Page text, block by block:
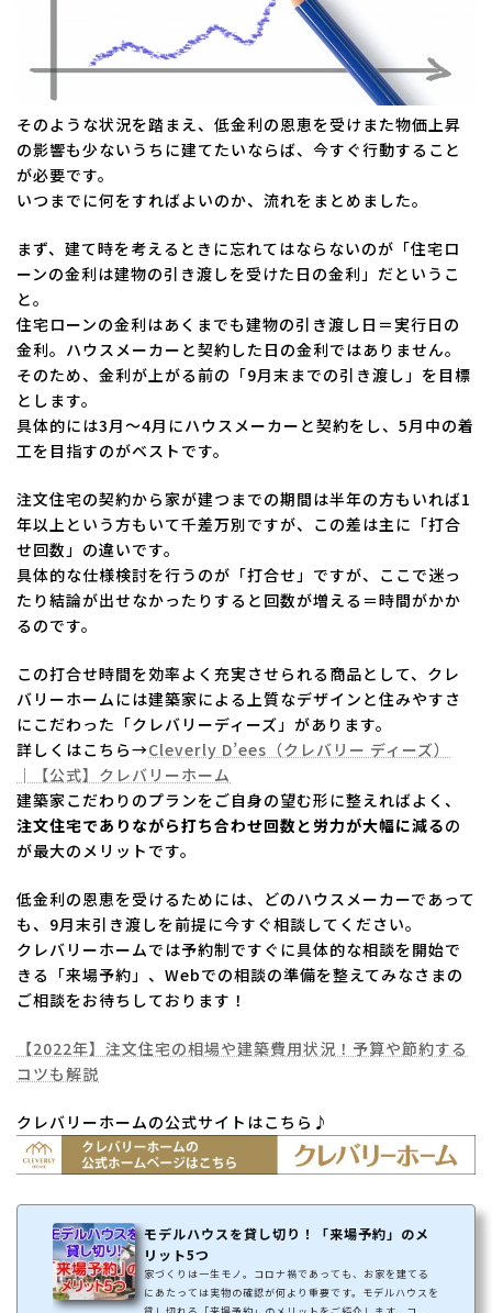
そのような状況を踏まえ、低金利の恩恵を受けまた物価上昇
の影響も少ないうちに建てたいならば、今すぐ行動すること
が必要です。
いつまでに何をすればよいのか、流れをまとめました。
まず、建て時を考えるときに忘れてはならないのが「住宅ロ
ーンの金利は建物の引き渡しを受けた日の金利」だというこ
と。
住宅ローンの金利はあくまでも建物の引き渡し日＝実行日の
金利。ハウスメーカーと契約した日の金利ではありません。
そのため、金利が上がる前の「9月末までの引き渡し」を目標
とします。
具体的には3月～4月にハウスメーカーと契約をし、5月中の着
工を目指すのがベストです。
注文住宅の契約から家が建つまでの期間は半年の方もいれば1
年以上という方もいて千差万別ですが、この差は主に「打合
せ回数」の違いです。
具体的な仕様検討を行うのが「打合せ」ですが、ここで迷っ
たり結論が出せなかったりすると回数が増える＝時間がかか
るのです。
この打合せ時間を効率よく充実させられる商品として、クレ
バリーホームには建築家による上質なデザインと住みやすさ
にこだわった「クレバリーディーズ」があります。
詳しくはこちら→Cleverly D’ees（クレバリー ディーズ）
│【公式】クレバリーホーム
建築家こだわりのプランをご自身の望む形に整えればよく、
注文住宅でありながら打ち合わせ回数と労力が大幅に減るの
が最大のメリットです。
低金利の恩恵を受けるためには、どのハウスメーカーであって
も、9月末引き渡しを前提に今すぐ相談してください。
クレバリーホームでは予約制ですぐに具体的な相談を開始で
きる「来場予約」、Webでの相談の準備を整えてみなさまの
ご相談をお待ちしております！
【2022年】注文住宅の相場や建築費用状況！予算や節約する
コツも解説
クレバリーホームの公式サイトはこちら♪
モデルハウスを貸し切り！「来場予約」のメ
リット5つ
家づくりは一生モノ。コロナ禍であっても、お家を建てる
にあたっては実物の確認が何より重要です。モデルハウスを